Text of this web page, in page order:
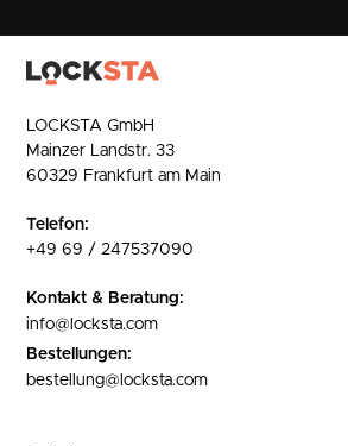
LOCKSTA GmbH
Mainzer Landstr. 33
60329 Frankfurt am Main
Telefon:
+49 69 / 247537090
Kontakt & Beratung:
info@locksta.com
Bestellungen:
bestellung@locksta.com